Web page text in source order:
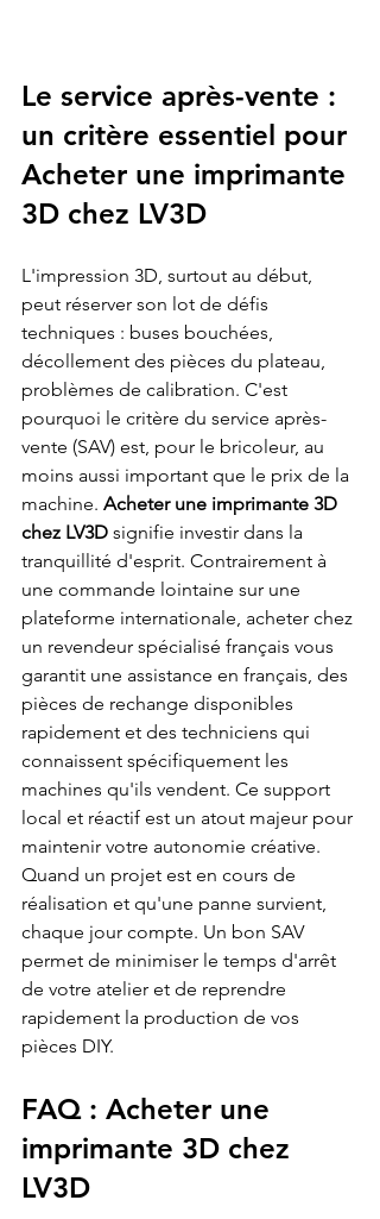
Le service après-vente :
un critère essentiel pour
Acheter une imprimante
3D chez LV3D
L'impression 3D, surtout au début,
peut réserver son lot de défis
techniques : buses bouchées,
décollement des pièces du plateau,
problèmes de calibration. C'est
pourquoi le critère du service après-
vente (SAV) est, pour le bricoleur, au
moins aussi important que le prix de la
machine. Acheter une imprimante 3D
chez LV3D signifie investir dans la
tranquillité d'esprit. Contrairement à
une commande lointaine sur une
plateforme internationale, acheter chez
un revendeur spécialisé français vous
garantit une assistance en français, des
pièces de rechange disponibles
rapidement et des techniciens qui
connaissent spécifiquement les
machines qu'ils vendent. Ce support
local et réactif est un atout majeur pour
maintenir votre autonomie créative.
Quand un projet est en cours de
réalisation et qu'une panne survient,
chaque jour compte. Un bon SAV
permet de minimiser le temps d'arrêt
de votre atelier et de reprendre
rapidement la production de vos
pièces DIY.
FAQ : Acheter une
imprimante 3D chez
LV3D